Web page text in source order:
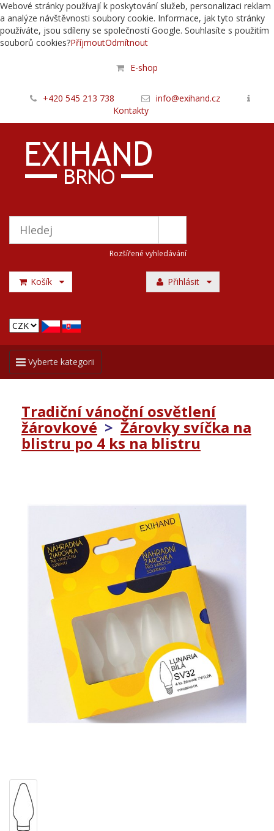
Webové stránky používají k poskytování služeb, personalizaci reklam
a analýze návštěvnosti soubory cookie. Informace, jak tyto stránky
používáte, jsou sdíleny se společností Google. Souhlasíte s použitím
souborů cookies?PříjmoutOdmítnout
E-shop
+420 545 213 738
info@exihand.cz
Kontakty
Rozšířené vyhledávání
Košík Přihlásit
Toggle
navigation
Vyberte kategorii
Tradiční vánoční osvětlení
žárovkové > Žárovky svíčka na
blistru po 4 ks na blistru